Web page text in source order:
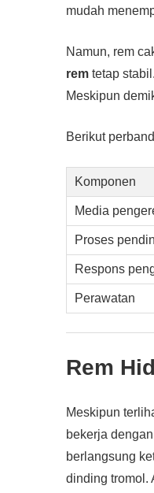
mudah
Namun, rem
rem tetap
Meskipun
Berikut
Komponen
Media
Proses
Respons
Perawatan
Rem
Meskipun
bekerja
berlangsung
dinding tromol.